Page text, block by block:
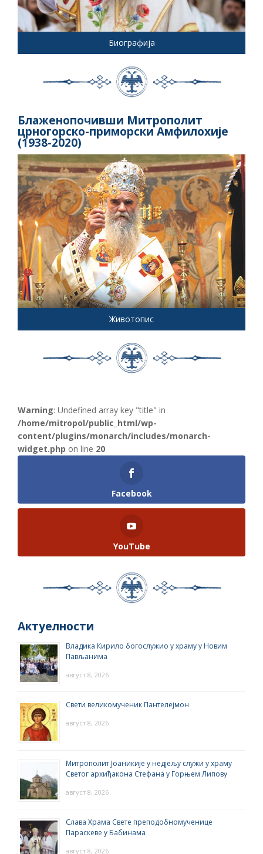
Биографија
Блаженопочивши Митрополит
црногорско-приморски Амфилохије
(1938-2020)
Животопис
Warning: Undefined array key "title" in
/home/mitropol/public_html/wp-
content/plugins/monarch/includes/monarch-
widget.php on line 20
Facebook
YouTube
Актуелности
Владика Кирило богослужио у храму у Новим
Пављанима
август 8, 2026
Свети великомученик Пантелејмон
август 8, 2026
Митрополит Јоаникије у недјељу служи у храму
Светог архиђакона Стефана у Горњем Липову
август 8, 2026
Слава Храма Свете преподобномученице
Параскеве у Бабинама
август 8, 2026